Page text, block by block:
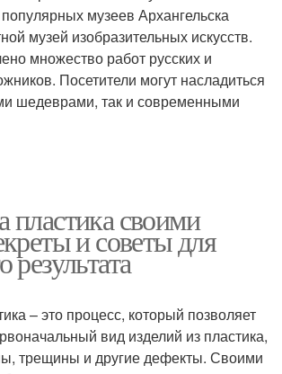
музеев Архангельска
музей изобразительных искусств.
множество работ русских и
Посетители могут насладиться
шедеврами, так и современными
пластика своими
и советы для
результата
– это процесс, который позволяет
вид изделий из пластика,
трещины и другие дефекты. Своими